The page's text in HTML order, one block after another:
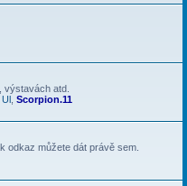
výstavách atd.
Ul Scorpion.11
odkaz můžete dát právě sem.